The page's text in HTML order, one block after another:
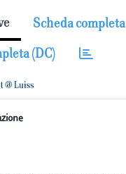
Scheda completa
(DC)